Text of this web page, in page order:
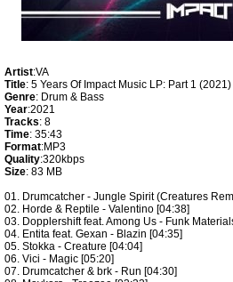
Artist:VA
Title: 5 Years Of Impact Music LP: Part 1 (2021)
Genre: Drum & Bass
Year:2021
Tracks: 8
Time: 35:43
Format:MP3
Quality:320kbps
Size: 83 MB
01. Drumcatcher - Jungle Spirit (Creatures
02. Horde & Reptile - Valentino [04:38]
03. Dopplershift feat. Among Us - Funk
04. Entita feat. Gexan - Blazin [04:35]
05. Stokka - Creature [04:04]
06. Vici - Magic [05:20]
07. Drumcatcher & brk - Run [04:30]